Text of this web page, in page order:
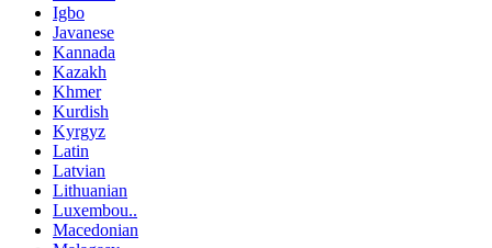
Igbo
Javanese
Kannada
Kazakh
Khmer
Kurdish
Kyrgyz
Latin
Latvian
Lithuanian
Luxembou..
Macedonian